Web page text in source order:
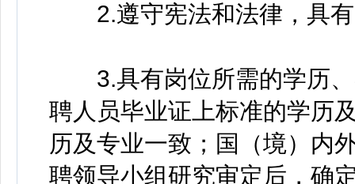
2.遵守宪法和法律，具有
3.具有岗位所需的学历、
聘人员毕业证上标准的学历
历及专业一致；国（境）内
聘领导小组研究审定后，确